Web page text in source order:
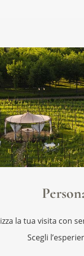
la tua visita con
Scegli